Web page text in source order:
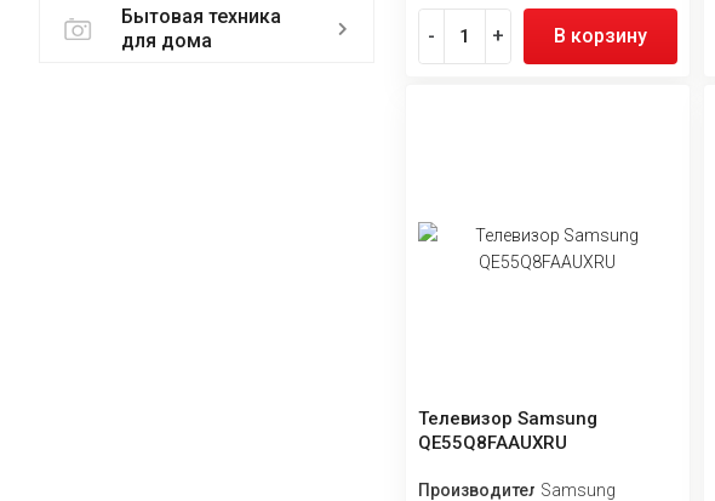
Бытовая техника
для дома
- + В корзину
Телевизор Samsung
QE55Q8FAAUXRU
ПроизводительSamsung